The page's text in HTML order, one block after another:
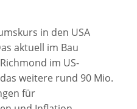
in den USA
aktuell im Bau
im US-
weitere rund 90 Mio.
für